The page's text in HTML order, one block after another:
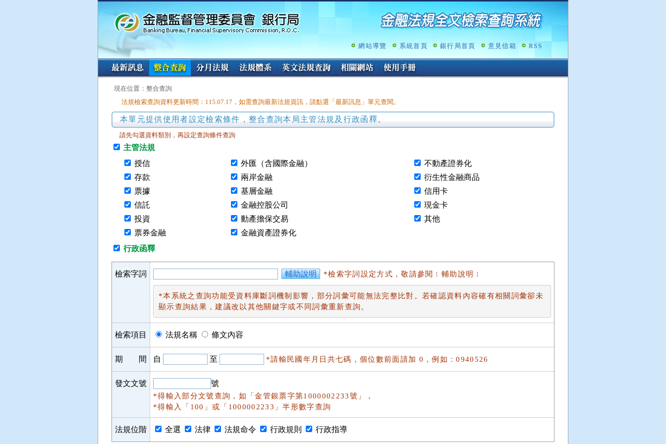
跳
容
網站導覽 系統首頁 銀行局首頁 意見信箱 RSS
:::
現在位置：整合查詢
法規檢索查詢資料更新時間：115.07.17，如需查詢最新法規資訊，請點選「最新訊息」單元查閱。
本單元提供使用者設定檢索條件，整合查詢本局主管法規及行政函釋。
請先勾選資料類別，再設定查詢條件查詢
主管法規
授信
存款
票據
信託
投資
票券金融
外匯（含國際金融）
兩岸金融
基層金融
金融控股公司
動產擔保交易
金融資產證券化
不動產證券化
衍生性金融商品
信用卡
現金卡
其他
行政函釋
檢索字詞 輔助說明 *檢索字詞設定方式，敬請參閱﹝輔助說明﹞
*本系統之查詢功能受資料庫斷詞機制影響，部分詞彙可能無法完整比對。若確認資料內容確有相關詞彙卻未
顯示查詢結果，建議改以其他關鍵字或不同詞彙重新查詢。
檢索項目 法規名稱 條文內容
期 間 自 至 *請輸民國年月日共七碼，個位數前面請加 0，例如：0940526
發文文號 號
*得輸入部分文號查詢，如「金管銀票字第1000002233號」，
*得輸入「100」或「1000002233」半形數字查詢
法規位階 全選 法律 法規命令 行政規則 行政指導